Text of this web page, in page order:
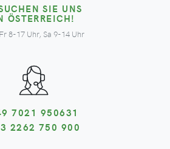
SIE UNS
ÖSTERREICH!
8-17 Uhr, Sa 9-14 Uhr
7021 950631
2262 750 900